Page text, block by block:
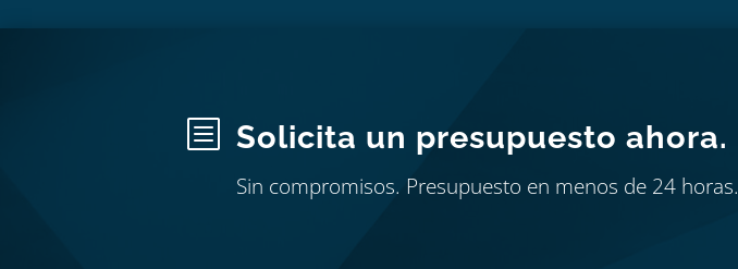
b Solicita un presupuesto ahora.
Sin compromisos. Presupuesto en menos de 24 horas.